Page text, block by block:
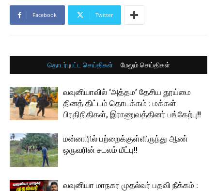
Facebook Twitter
தொடர்புபட்ட செய்திகள் மேலும் செய்திகள்
வவுனியாவில் ‘அத்தம’ தேசிய தூய்மை
தினத் திட்டம் தொடக்கம் : மக்கள்
பிரதிநிதிகள், இராணுவத்தினர் பங்கேற்பு!!
மன்னாரில் பற்றைக்குள்ளிருந்து ஆண்
ஒருவரின் சடலம் மீட்பு!!
வவுனியா மாநகர முதல்வர் பதவி நீக்கம் :